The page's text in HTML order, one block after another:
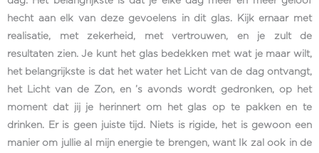
hecht aan elk van deze gevoelens in dit glas. Kijk ernaar met
realisatie, met zekerheid, met vertrouwen, en je zult de
resultaten zien. Je kunt het glas bedekken met wat je maar wilt,
het belangrijkste is dat het water het Licht van de dag ontvangt,
het Licht van de Zon, en ’s avonds wordt gedronken, op het
moment dat jij je herinnert om het glas op te pakken en te
drinken. Er is geen juiste tijd. Niets is rigide, het is gewoon een
manier om jullie al mijn energie te brengen, want Ik zal ook in de